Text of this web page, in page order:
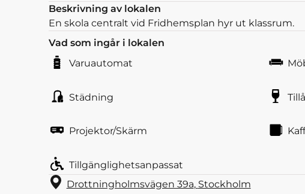
Beskrivning av lokalen
En skola centralt vid Fridhemsplan hyr ut klassrum.
Vad som ingår i lokalen
Varuautomat
Städning
Projektor/Skärm
Tillgänglighetsanpassat
Drottningholmsvägen 39a, Stockholm